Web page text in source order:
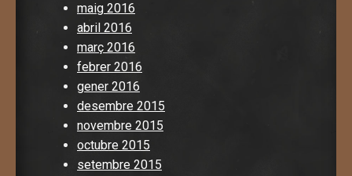
maig 2016
abril 2016
març 2016
febrer 2016
gener 2016
desembre 2015
novembre 2015
octubre 2015
setembre 2015